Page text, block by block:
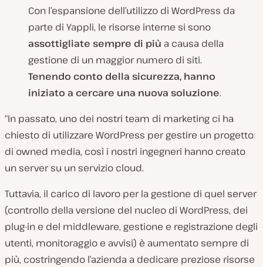
Con l’espansione dell’utilizzo di WordPress da
parte di Yappli, le risorse interne si sono
assottigliate sempre di più a causa della
gestione di un maggior numero di siti.
Tenendo conto della sicurezza, hanno
iniziato a cercare una nuova soluzione.
“In passato, uno dei nostri team di marketing ci ha
chiesto di utilizzare WordPress per gestire un progetto
di owned media, così i nostri ingegneri hanno creato
un server su un servizio cloud.
Tuttavia, il carico di lavoro per la gestione di quel server
(controllo della versione del nucleo di WordPress, dei
plug-in e del middleware, gestione e registrazione degli
utenti, monitoraggio e avvisi) è aumentato sempre di
più, costringendo l’azienda a dedicare preziose risorse